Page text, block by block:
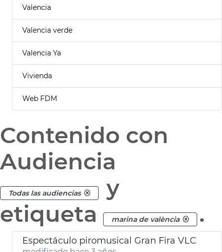
Valencia
Valencia verde
Valencia Ya
Vivienda
Web FDM
Contenido con
Audiencia
Todas las audiencias
y
etiqueta
marina de valència .
Espectáculo piromusical Gran Fira VLC